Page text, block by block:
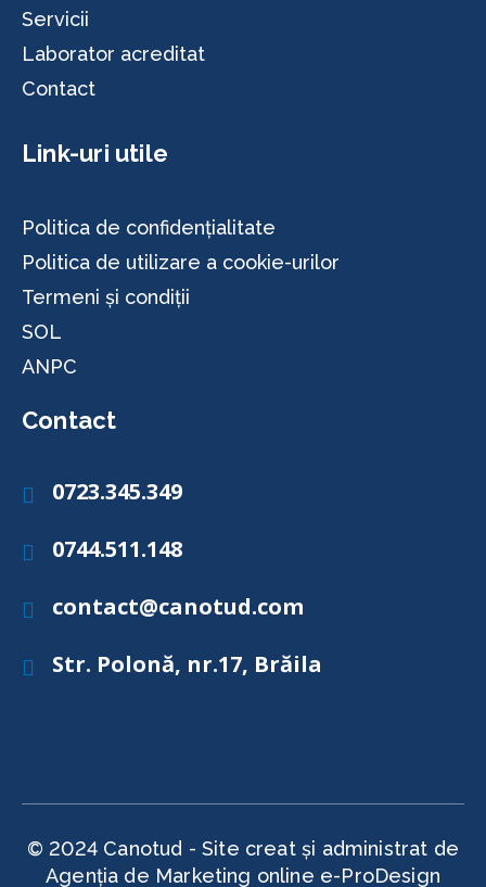
Servicii
Laborator acreditat
Contact
Link-uri utile
Politica de confidențialitate
Politica de utilizare a cookie-urilor
Termeni și condiții
SOL
ANPC
Contact
Telefon
0723.345.349
Telefon
0744.511.148
Email
contact@canotud.com
Adresă
Str. Polonă, nr.17, Brăila
© 2024 Canotud - Site creat și administrat de
Agenția de Marketing online e-ProDesign